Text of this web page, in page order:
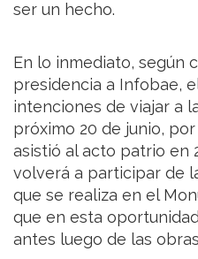
ser un hecho.
En lo inmediato, según
presidencia a Infobae,
intenciones de viajar a
próximo 20 de junio, por
asistió al acto patrio en
volverá a participar de
que se realiza en el
que en esta
antes luego de las